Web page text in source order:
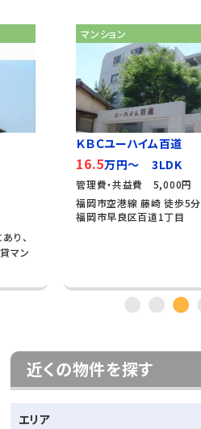
り、
マン
マンション
ＫＢＣユーハイム百道
16.5万円～ 3LDK
管理費・共益費 5,000円
福岡市空港線 藤崎 徒歩5分
福岡市早良区百道1丁目
近くの物件を探す
エリア